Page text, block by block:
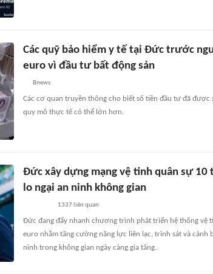
Các quỹ bảo hiểm y tế tại Đức trước
euro vì đầu tư bất động sản
Bnews
Các cơ quan truyền thông cho biết số tiền đầu tư đã
quy mô thực tế có thể lớn hơn.
Đức xây dựng mạng vệ tinh quân sự
lo ngại an ninh không gian
1337 liên quan
Đức đang đẩy nhanh chương trình phát triển hệ thống vệ
euro nhằm tăng cường năng lực liên lạc, trinh sát và cảnh
ninh trong không gian ngày càng gia tăng.